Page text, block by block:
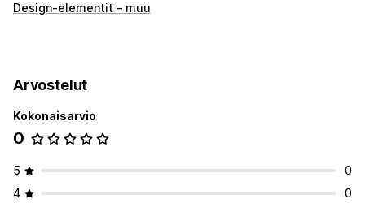
Design-elementit – muu
Arvostelut
Kokonaisarvio
0
5
0
4
0